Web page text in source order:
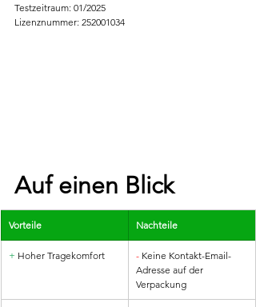
Testzeitraum: 01/2025
Lizenznummer: 252001034
Auf einen Blick
Vorteile Nachteile
+ Hoher Tragekomfort - Keine Kontakt-Email-
Adresse auf der
Verpackung